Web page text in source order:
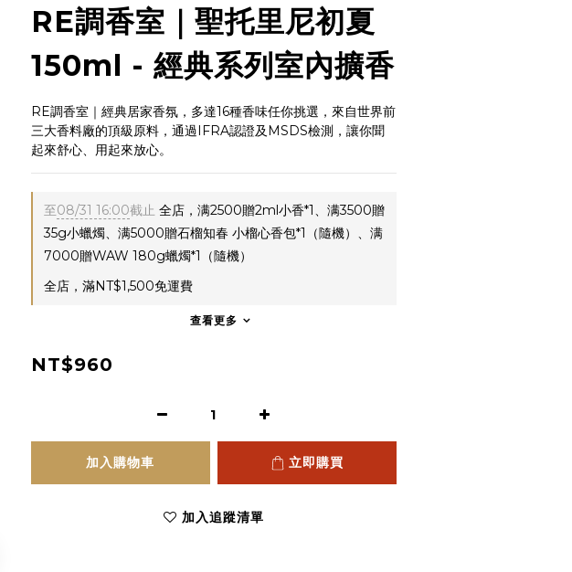
RE調香室｜聖托里尼初夏
150ml - 經典系列室內擴香
RE調香室｜經典居家香氛，多達16種香味任你挑選，來自世界前
三大香料廠的頂級原料，通過IFRA認證及MSDS檢測，讓你聞
起來舒心、用起來放心。
至08/31 16:00截止 全店，满2500贈2ml小香*1、满3500贈
35g小蠟燭、满5000贈石榴知春 小榴心香包*1（隨機）、满
7000贈WAW 180g蠟燭*1（隨機）
全店，滿NT$1,500免運費
查看更多
NT$960
加入購物車 立即購買
加入追蹤清單